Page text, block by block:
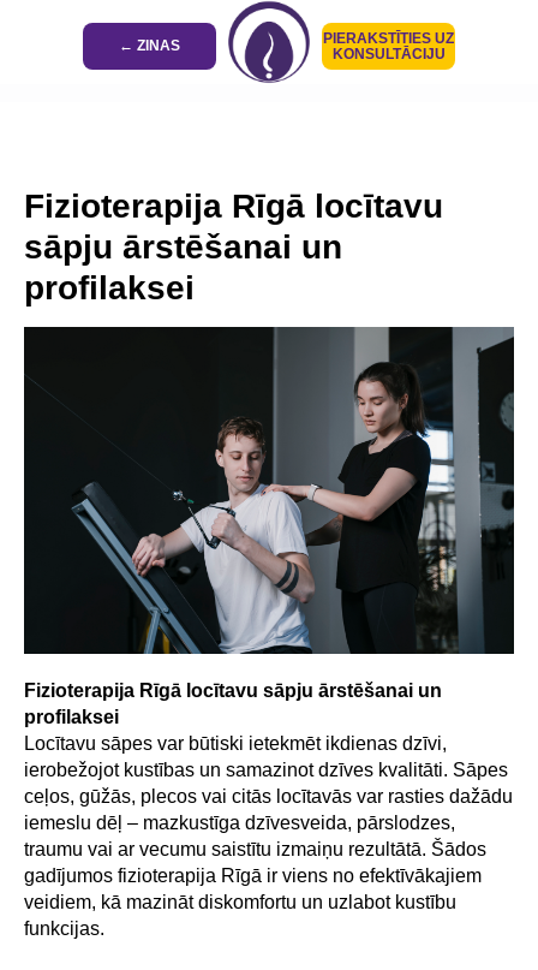
← ZINAS
PIERAKSTĪTIES UZ
KONSULTĀCIJU
Fizioterapija Rīgā locītavu
sāpju ārstēšanai un
profilaksei
Fizioterapija Rīgā locītavu sāpju ārstēšanai un
profilaksei
Locītavu sāpes var būtiski ietekmēt ikdienas dzīvi,
ierobežojot kustības un samazinot dzīves kvalitāti. Sāpes
ceļos, gūžās, plecos vai citās locītavās var rasties dažādu
iemeslu dēļ – mazkustīga dzīvesveida, pārslodzes,
traumu vai ar vecumu saistītu izmaiņu rezultātā. Šādos
gadījumos fizioterapija Rīgā ir viens no efektīvākajiem
veidiem, kā mazināt diskomfortu un uzlabot kustību
funkcijas.